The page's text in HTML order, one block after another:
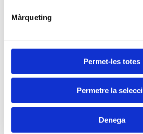
Màrqueting
Permet-les totes
Permetre la
Denega
de 4t d'ESO referent
Seguir llegint